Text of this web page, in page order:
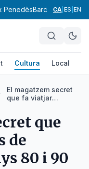
PenedèsBarcelonès
CA ES EN
Cultura Local
El magatzem secret
que fa viatjar
que
de
80 i 90